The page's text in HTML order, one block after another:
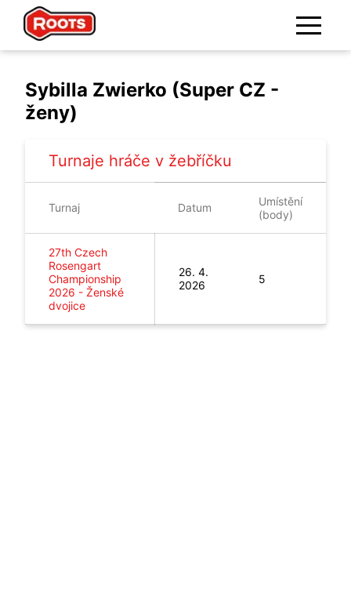
Sybilla Zwierko (Super CZ -
ženy)
Turnaje hráče v žebříčku
Turnaj Datum
Umístění
(body)
27th Czech
Rosengart
Championship
2026 - Ženské
dvojice
26. 4.
2026
5